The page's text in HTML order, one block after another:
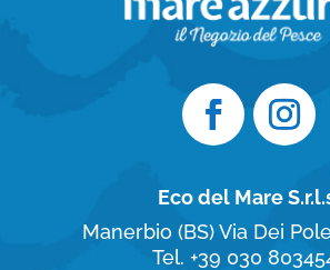
Eco del Mare
Manerbio (BS)Via Dei
Tel. +39 030